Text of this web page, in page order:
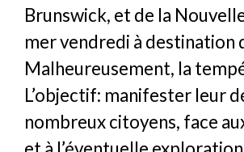
Brunswick, et de la
mer vendredi à destination
Malheureusement, la
L’objectif: manifester leur
nombreux citoyens, face